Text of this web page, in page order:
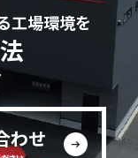
工場環境を
わせ